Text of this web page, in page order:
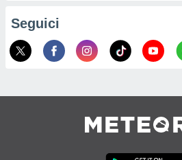
Seguici